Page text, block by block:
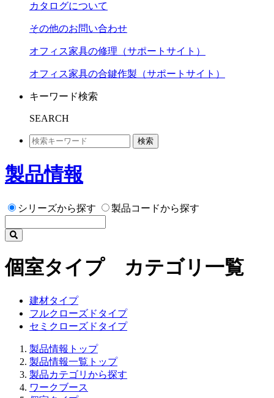
カタログについて
その他のお問い合わせ
オフィス家具の修理（サポートサイト）
オフィス家具の合鍵作製（サポートサイト）
キーワード検索
SEARCH
検索
製品情報
シリーズから探す 製品コードから探す
個室タイプ カテゴリ一覧
建材タイプ
フルクローズドタイプ
セミクローズドタイプ
製品情報トップ
製品情報一覧トップ
製品カテゴリから探す
ワークブース